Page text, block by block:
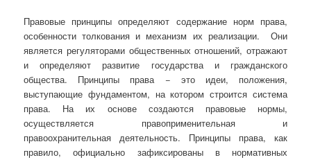
Правовые принципы определяют содержание норм права,
особенности толкования и механизм их реализации. Они
является регуляторами общественных отношений, отражают
и определяют развитие государства и гражданского
общества. Принципы права − это идеи, положения,
выступающие фундаментом, на котором строится система
права. На их основе создаются правовые нормы,
осуществляется правоприменительная и
правоохранительная деятельность. Принципы права, как
правило, официально зафиксированы в нормативных